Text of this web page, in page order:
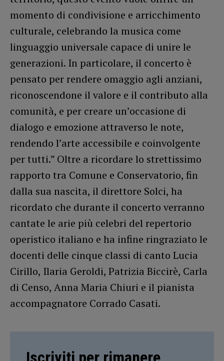
momento di condivisione e arricchimento
culturale, celebrando la musica come
linguaggio universale capace di unire le
generazioni. In particolare, il concerto è
pensato per rendere omaggio agli anziani,
riconoscendone il valore e il contributo alla
comunità, e per creare un’occasione di
dialogo e emozione attraverso le note,
rendendo l’arte accessibile e coinvolgente
per tutti.” Oltre a ricordare lo strettissimo
rapporto tra Comune e Conservatorio, fin
dalla sua nascita, il direttore Solci, ha
ricordato che durante il concerto verranno
cantate le arie più celebri del repertorio
operistico italiano e ha infine ringraziato le
docenti delle cinque classi di canto Lucia
Cirillo, Ilaria Geroldi, Patrizia Biccirè, Carla
di Censo, Anna Maria Chiuri e il pianista
accompagnatore Corrado Casati.